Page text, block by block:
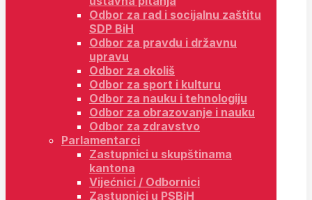
Odbor za rad i socijalnu zaštitu
SDP BiH
Odbor za pravdu i državnu
upravu
Odbor za okoliš
Odbor za sport i kulturu
Odbor za nauku i tehnologiju
Odbor za obrazovanje i nauku
Odbor za zdravstvo
Parlamentarci
Zastupnici u skupštinama
kantona
Vijećnici / Odbornici
Zastupnici u PSBiH